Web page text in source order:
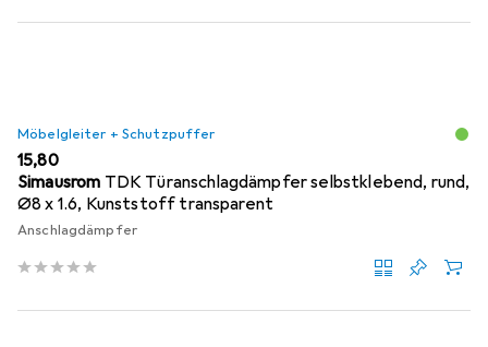
Möbelgleiter + Schutzpuffer
EUR
15,80
Simausrom TDK Türanschlagdämpfer selbstklebend, rund,
Ø8 x 1.6, Kunststoff transparent
Anschlagdämpfer